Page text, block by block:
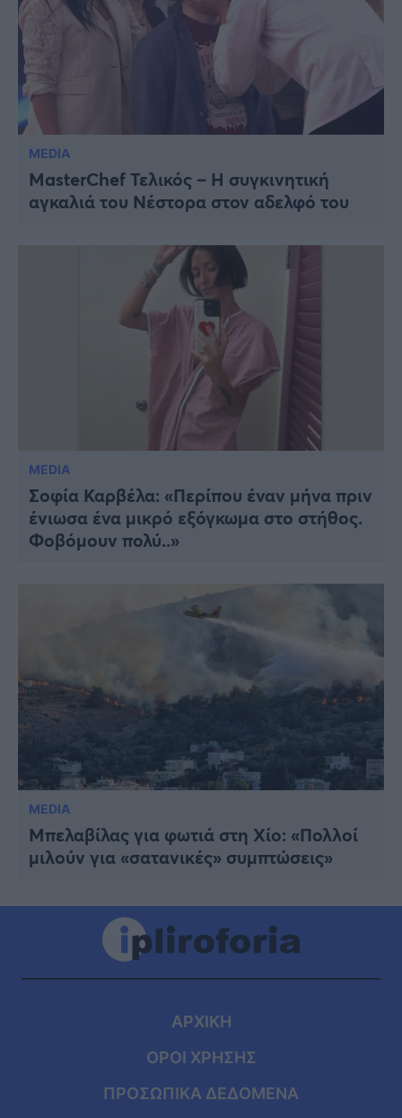
MEDIA
MasterChef Τελικός – Η συγκινητική
αγκαλιά του Νέστορα στον αδελφό του
MEDIA
Σοφία Καρβέλα: «Περίπου έναν μήνα πριν
ένιωσα ένα μικρό εξόγκωμα στο στήθος.
Φοβόμουν πολύ..»
MEDIA
Μπελαβίλας για φωτιά στη Χίο: «Πολλοί
μιλούν για «σατανικές» συμπτώσεις»
ΑΡΧΙΚΗ
ΟΡΟΙ ΧΡΗΣΗΣ
ΠΡΟΣΩΠΙΚΑ ΔΕΔΟΜΕΝΑ